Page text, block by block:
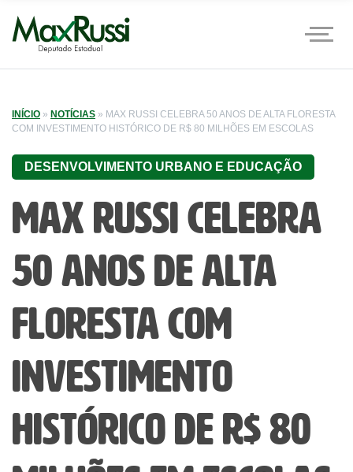
INÍCIO » NOTÍCIAS » MAX RUSSI CELEBRA 50 ANOS DE ALTA FLORESTA
COM INVESTIMENTO HISTÓRICO DE R$ 80 MILHÕES EM ESCOLAS
DESENVOLVIMENTO URBANO E EDUCAÇÃO
Max Russi celebra
50 anos de Alta
Floresta com
investimento
histórico de R$ 80